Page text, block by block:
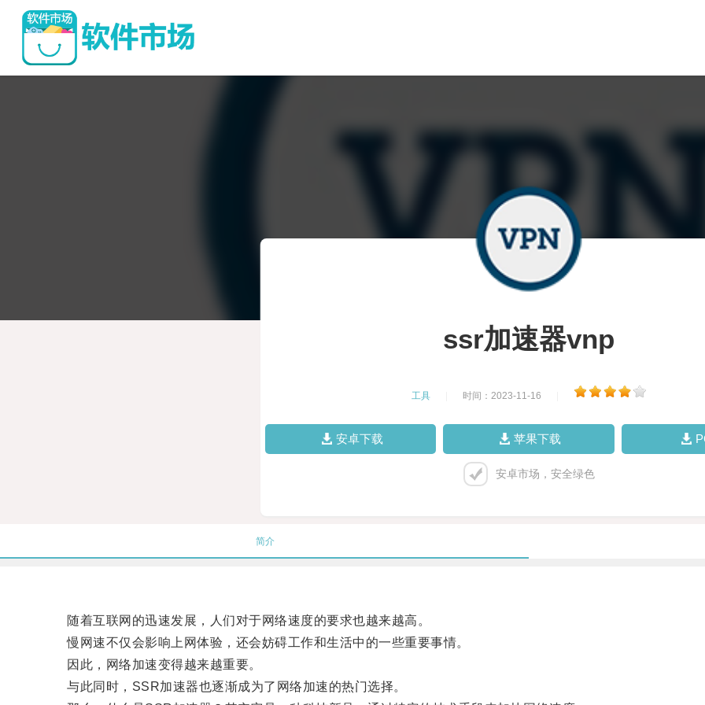
ssr加速器vnp
工具 时间：2023-11-16
安卓下载 苹果下载
安卓市场，安全绿色
简介
随着互联网的迅速发展，人们对于网络速度的要求也越来越高。
慢网速不仅会影响上网体验，还会妨碍工作和生活中的一些重要事情。
因此，网络加速变得越来越重要。
与此同时，SSR加速器也逐渐成为了网络加速的热门选择。